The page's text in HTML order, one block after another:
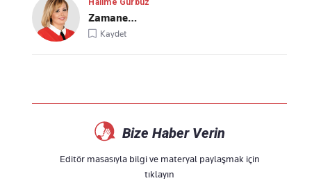
Halime Gürbüz
Zamane…
Kaydet
Bize Haber Verin
Editör masasıyla bilgi ve materyal paylaşmak için
tıklayın